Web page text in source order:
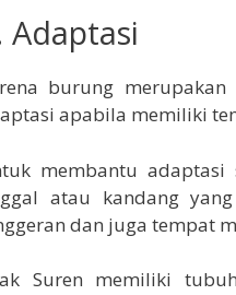
Adaptasi
burung
apabila memiliki
membantu
atau kandang
dan juga tempat
Suren memiliki